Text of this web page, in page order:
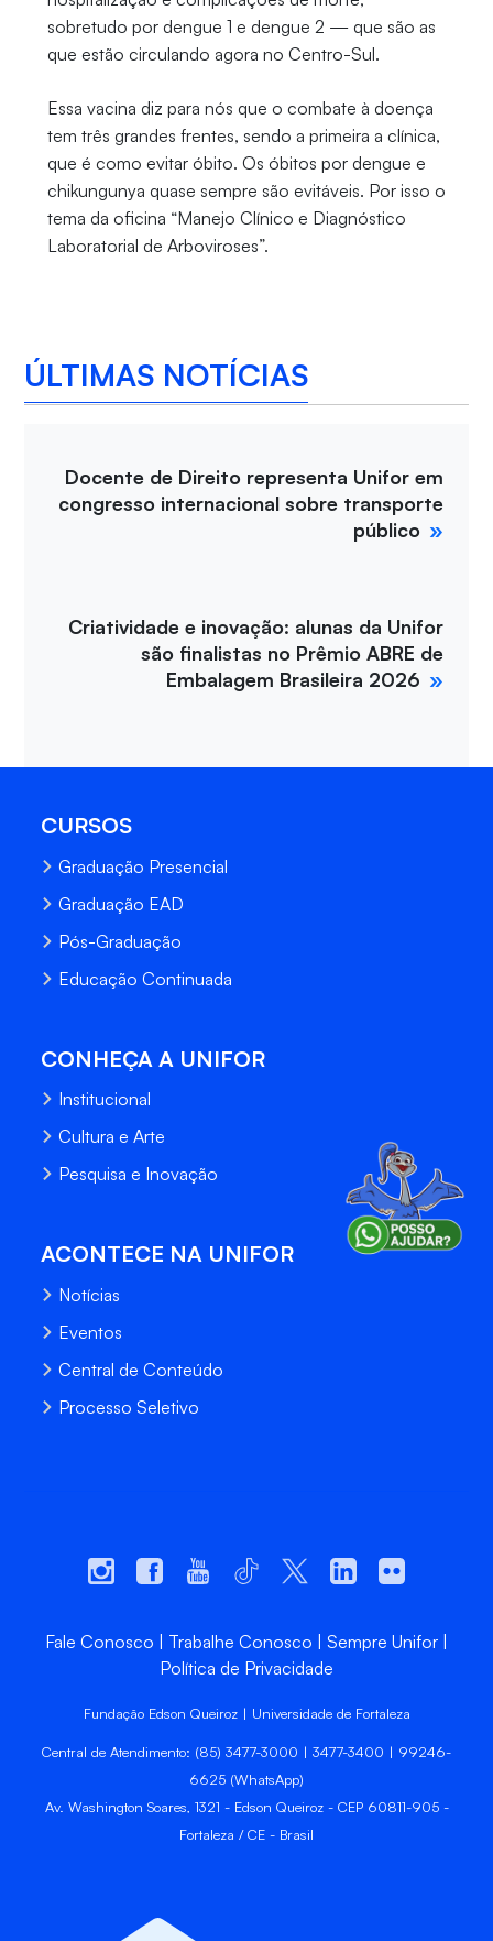
sobretudo por dengue 1 e dengue 2 — que são as
que estão circulando agora no Centro-Sul.
Essa vacina diz para nós que o combate à doença
tem três grandes frentes, sendo a primeira a clínica,
que é como evitar óbito. Os óbitos por dengue e
chikungunya quase sempre são evitáveis. Por isso o
tema da oficina “Manejo Clínico e Diagnóstico
Laboratorial de Arboviroses”.
ÚLTIMAS NOTÍCIAS
Docente de Direito representa Unifor em
congresso internacional sobre transporte
público
Criatividade e inovação: alunas da Unifor
são finalistas no Prêmio ABRE de
Embalagem Brasileira 2026
CURSOS
Graduação Presencial
Graduação EAD
Pós-Graduação
Educação Continuada
CONHEÇA A UNIFOR
Institucional
Cultura e Arte
Pesquisa e Inovação
ACONTECE NA UNIFOR
Notícias
Eventos
Central de Conteúdo
Processo Seletivo
Fale Conosco Trabalhe Conosco
Sempre Unifor
Política de Privacidade
Fundação Edson Queiroz | Universidade de Fortaleza
Central de Atendimento: (85) 3477-3000 | 3477-3400 | 99246-
6625 (WhatsApp)
Av. Washington Soares, 1321 - Edson Queiroz - CEP 60811-905 -
Fortaleza / CE - Brasil